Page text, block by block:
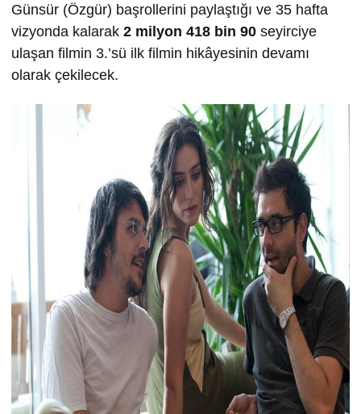
Günsür (Özgür) başrollerini paylaştığı ve 35 hafta
vizyonda kalarak 2 milyon 418 bin 90 seyirciye
ulaşan filmin 3.’sü ilk filmin hikâyesinin devamı
olarak çekilecek.